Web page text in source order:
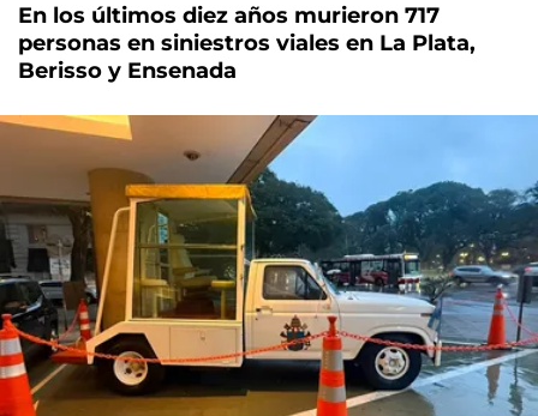
En los últimos diez años murieron 717
personas en siniestros viales en La Plata,
Berisso y Ensenada